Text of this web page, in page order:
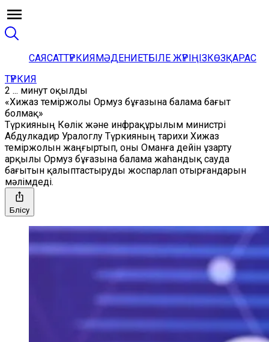
САЯСАТТҮРКИЯМӘДЕНИЕТБІЛЕ ЖҮРІҢІЗКӨЗҚАРАС
ТҮРКИЯ
2 ... минут оқылды
«Хижаз теміржолы Ормуз бұғазына балама бағыт
болмақ»
Түркияның Көлік және инфрақұрылым министрі
Абдулкадир Уралоглу Түркияның тарихи Хижаз
теміржолын жаңғыртып, оны Оманға дейін ұзарту
арқылы Ормуз бұғазына балама жаһандық сауда
бағытын қалыптастыруды жоспарлап отырғандарын
мәлімдеді.
Бөлісу